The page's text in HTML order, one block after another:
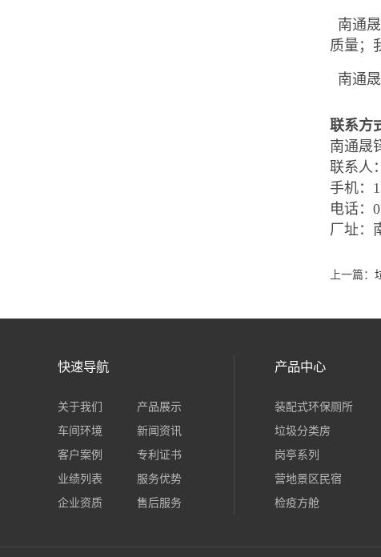
南通
质量；
南通
联系方
南通晟
联系人
手机：
电话：
厂址：
上一篇：
快速导航
关于我们
产品展示
车间环境
新闻资讯
客户案例
专利证书
业绩列表
服务优势
企业资质
售后服务
产品中心
装配式环保厕所
垃圾分类房
岗亭系列
营地景区民宿
检疫方舱